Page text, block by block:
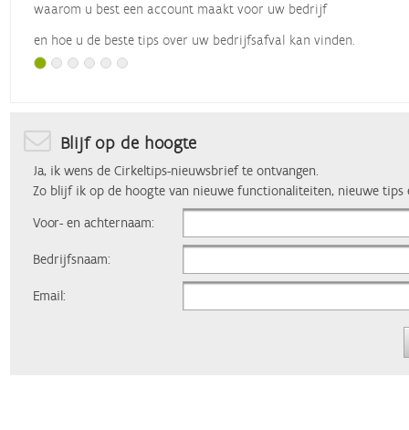
waarom u best een account maakt voor uw bedrijf
en hoe u de beste tips over uw bedrijfsafval kan vinden.
Blijf op de hoogte
Ja, ik wens de Cirkeltips-nieuwsbrief te ontvangen.
Zo blijf ik op de hoogte van nieuwe functionaliteiten, nieuwe tips
Voor- en achternaam:
Bedrijfsnaam:
Email: